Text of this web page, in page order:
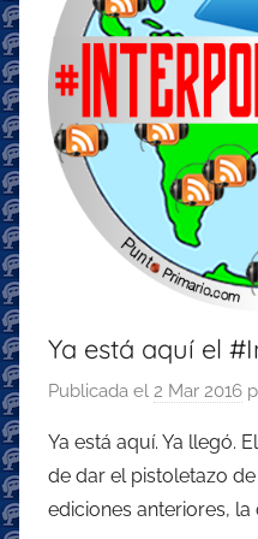
Ya está aquí el
Publicada el 2 Mar 2016
Ya está aquí. Ya llegó.
de dar el pistoletazo
ediciones anteriores, la